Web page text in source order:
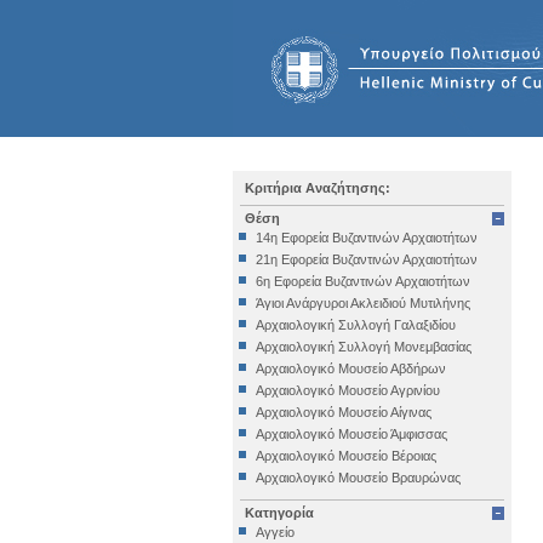
Κριτήρια Αναζήτησης:
Θέση
14η Εφορεία Βυζαντινών Αρχαιοτήτων
21η Εφορεία Βυζαντινών Αρχαιοτήτων
6η Εφορεία Βυζαντινών Αρχαιοτήτων
Άγιοι Ανάργυροι Ακλειδιού Μυτιλήνης
Αρχαιολογική Συλλογή Γαλαξιδίου
Αρχαιολογική Συλλογή Μονεμβασίας
Αρχαιολογικό Μουσείο Αβδήρων
Αρχαιολογικό Μουσείο Αγρινίου
Αρχαιολογικό Μουσείο Αίγινας
Αρχαιολογικό Μουσείο Άμφισσας
Αρχαιολογικό Μουσείο Βέροιας
Αρχαιολογικό Μουσείο Βραυρώνας
Αρχαιολογικό Μουσείο Δελφών
Αρχαιολογικό Μουσείο Ηγουμενίτσας
Κατηγορία
Αγγείο